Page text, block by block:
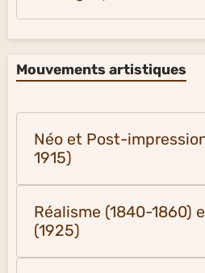
Mouvements artistiques
Néo et Post-
1915)
Réalisme (1840-1860)
(1925)